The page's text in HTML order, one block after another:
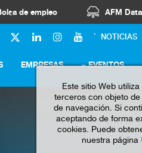
de empleo AFM Data
NOTICIAS
EMPRESAS EVENTOS
Este sitio Web
terceros con objeto
de navegación. Si
aceptando de forma
cookies. Puede
nuestra página